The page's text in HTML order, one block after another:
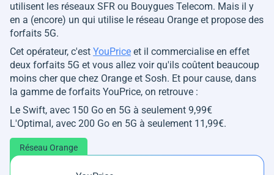
utilisent les réseaux SFR ou Bouygues Telecom. Mais il y
en a (encore) un qui utilise le réseau Orange et propose des
forfaits 5G.
Cet opérateur, c'est YouPrice et il commercialise en effet
deux forfaits 5G et vous allez voir qu'ils coûtent beaucoup
moins cher que chez Orange et Sosh. Et pour cause, dans
la gamme de forfaits YouPrice, on retrouve :
Le Swift, avec 150 Go en 5G à seulement 9,99€
L'Optimal, avec 200 Go en 5G à seulement 11,99€.
Réseau Orange